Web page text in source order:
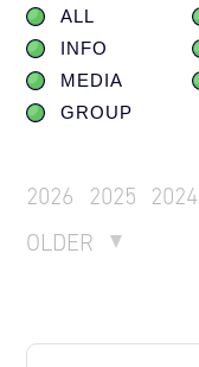
ALL
INFO
MEDIA
GROUP
2026 2025 2024
OLDER